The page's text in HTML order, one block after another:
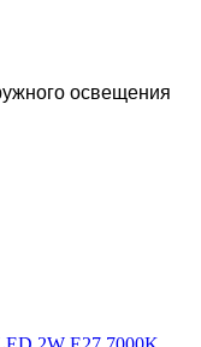
освещения